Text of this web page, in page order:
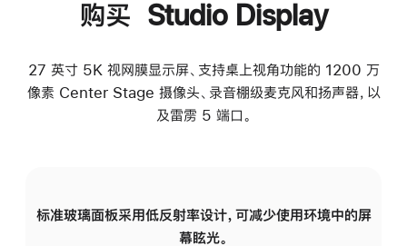
购买 Studio Display
27 英寸 5K 视网膜显示屏、支持桌上视角功能的 1200 万
像素 Center Stage 摄像头、录音棚级麦克风和扬声器，以
及雷雳 5 端口。
标准玻璃面板采用低反射率设计，可减少使用环境中的屏
幕眩光。